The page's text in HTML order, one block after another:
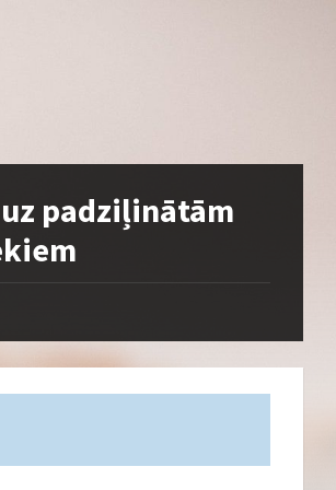
padziļinātām